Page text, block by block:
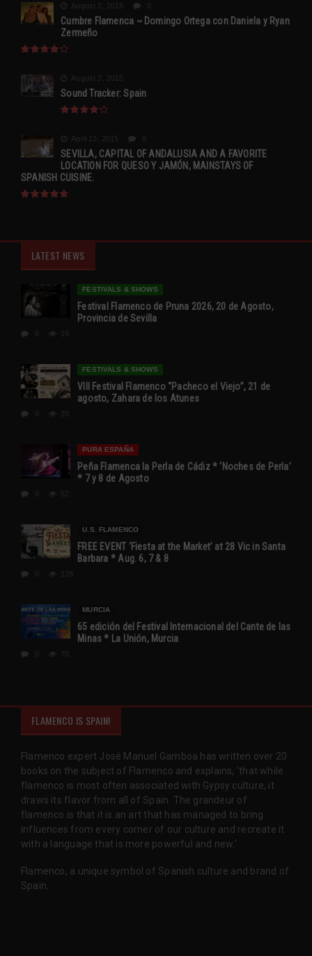
August 2, 2015
Cumbre Flamenca ~ Domingo Ortega con Daniela y Ryan
Zermeño
August 2, 2015
Sound Tracker: Spain
April 13, 2015
SEVILLA, CAPITAL OF ANDALUSIA AND A FAVORITE
LOCATION FOR QUESO Y JAMÓN, MAINSTAYS OF
SPANISH CUISINE.
LATEST NEWS
FESTIVALS & SHOWS
Festival Flamenco de Pruna 2026, 20 de Agosto,
Provincia de Sevilla
19
FESTIVALS & SHOWS
VIII Festival Flamenco “Pacheco el Viejo”, 21 de
agosto, Zahara de los Atunes
PURA ESPAÑA
Peña Flamenca la Perla de Cádiz * ‘Noches de Perla’
* 7 y 8 de Agosto
52
U.S. FLAMENCO
FREE EVENT ‘Fiesta at the Market’ at 28 Vic in Santa
Barbara * Aug. 6, 7 & 8
128
MURCIA
65 edición del Festival Internacional del Cante de las
Minas * La Unión, Murcia
70
FLAMENCO IS SPAIN!
Flamenco expert José Manuel Gamboa has written over 20
books on the subject of Flamenco and explains, 'that while
flamenco is most often associated with Gypsy culture, it
draws its flavor from all of Spain. The grandeur of
flamenco is that it is an art that has managed to bring
influences from every corner of our culture and recreate it
with a language that is more powerful and new.'
Flamenco, a unique symbol of Spanish culture and brand of
Spain.